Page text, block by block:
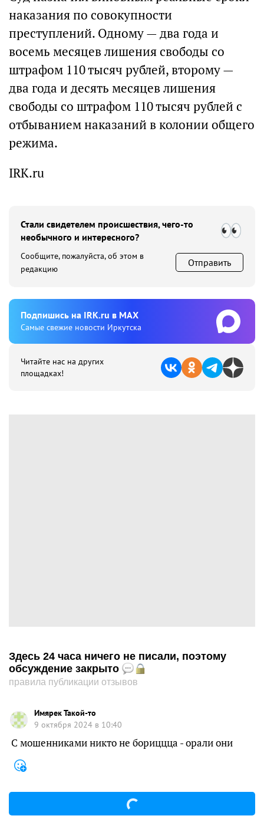
наказания по совокупности
преступлений. Одному — два года и
восемь месяцев лишения свободы со
штрафом 110 тысяч рублей, второму —
два года и десять месяцев лишения
свободы со штрафом 110 тысяч рублей с
отбыванием наказаний в колонии общего
режима.
IRK.ru
Стали свидетелем происшествия, чего-то
необычного и интересного?
Сообщите, пожалуйста, об этом в
редакцию
Отправить
Подпишиcь на IRK.ru в MAX
Cамые свежие новости Иркутска
Читайте нас на других
площадках!
Здесь 24 часа ничего не писали, поэтому
обсуждение закрыто
правила публикации отзывов
Имярек Такой-то
9 октября 2024 в 10:40
С мошенниками никто не бориццца - орали они